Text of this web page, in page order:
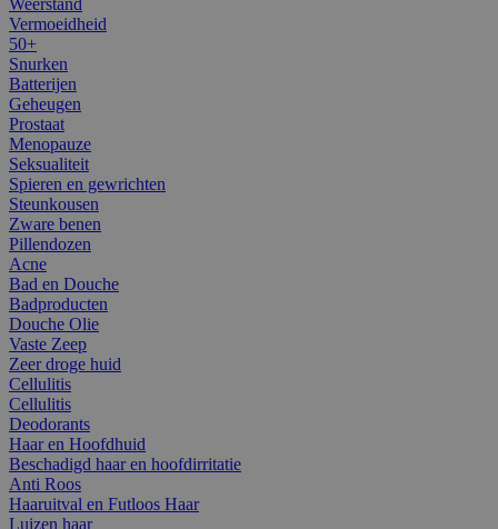
Vermoeidheid
50+
Snurken
Batterijen
Geheugen
Prostaat
Menopauze
Seksualiteit
Spieren en gewrichten
Steunkousen
Zware benen
Pillendozen
Acne
Bad en Douche
Badproducten
Douche Olie
Vaste Zeep
Zeer droge huid
Cellulitis
Cellulitis
Deodorants
Haar en Hoofdhuid
Beschadigd haar en hoofdirritatie
Anti Roos
Haaruitval en Futloos Haar
Luizen haar